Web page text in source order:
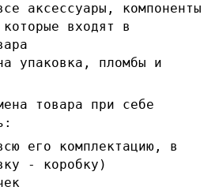
аксессуары, компоненты
входят в
пломбы и
товара при себе
комплектацию, в
- коробку)